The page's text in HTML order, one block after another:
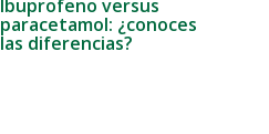
Ibuprofeno versus
paracetamol: ¿conoces
las diferencias?